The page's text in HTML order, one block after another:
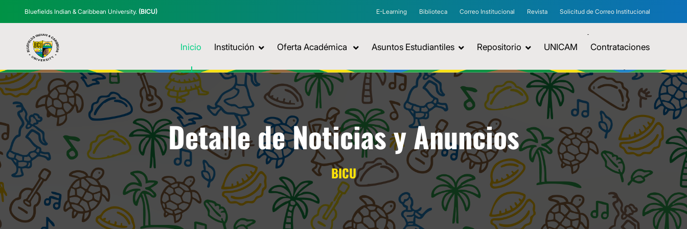
Bluefields Indian & Caribbean University. (BICU) E-Learning Biblioteca Correo Institucional Revista Solicitud de Correo Institucional
Inicio Institución Oferta Académica Asuntos Estudiantiles Repositorio UNICAM Contrataciones
Detalle de Noticias y Anuncios
BICU